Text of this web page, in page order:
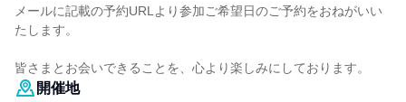
メールに記載の予約URLより参加ご希望日のご予約をおねがいい
たします。
皆さまとお会いできることを、心より楽しみにしております。
開催地